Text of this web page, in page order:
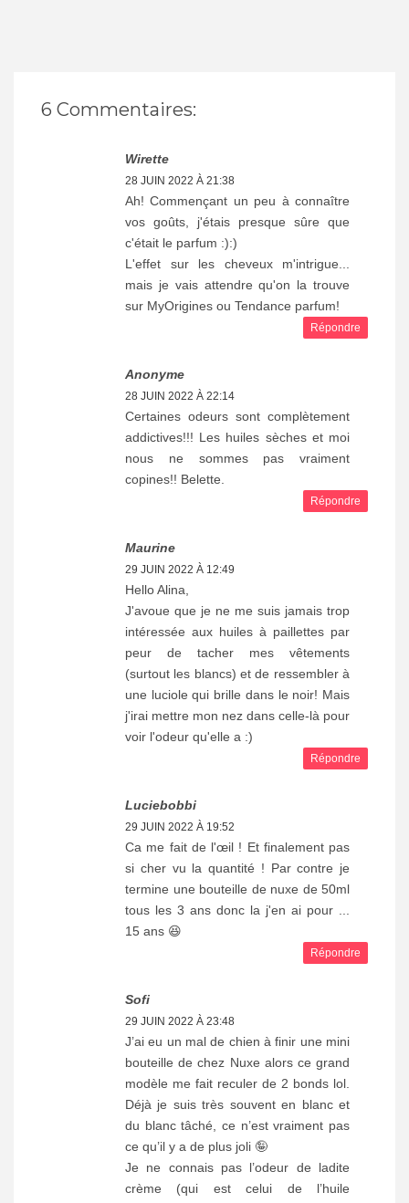
6 Commentaires:
Wirette
28 JUIN 2022 À 21:38
Ah! Commençant un peu à connaître
vos goûts, j'étais presque sûre que
c'était le parfum :):)
L'effet sur les cheveux m'intrigue...
mais je vais attendre qu'on la trouve
sur MyOrigines ou Tendance parfum!
Répondre
Anonyme
28 JUIN 2022 À 22:14
Certaines odeurs sont complètement
addictives!!! Les huiles sèches et moi
nous ne sommes pas vraiment
copines!! Belette.
Répondre
Maurine
29 JUIN 2022 À 12:49
Hello Alina,
J'avoue que je ne me suis jamais trop
intéressée aux huiles à paillettes par
peur de tacher mes vêtements
(surtout les blancs) et de ressembler à
une luciole qui brille dans le noir! Mais
j'irai mettre mon nez dans celle-là pour
voir l'odeur qu'elle a :)
Répondre
Luciebobbi
29 JUIN 2022 À 19:52
Ca me fait de l'œil ! Et finalement pas
si cher vu la quantité ! Par contre je
termine une bouteille de nuxe de 50ml
tous les 3 ans donc la j'en ai pour ...
15 ans 😆
Répondre
Sofi
29 JUIN 2022 À 23:48
J’ai eu un mal de chien à finir une mini
bouteille de chez Nuxe alors ce grand
modèle me fait reculer de 2 bonds lol.
Déjà je suis très souvent en blanc et
du blanc tâché, ce n’est vraiment pas
ce qu’il y a de plus joli 🤪
Je ne connais pas l’odeur de ladite
crème (qui est celui de l’huile